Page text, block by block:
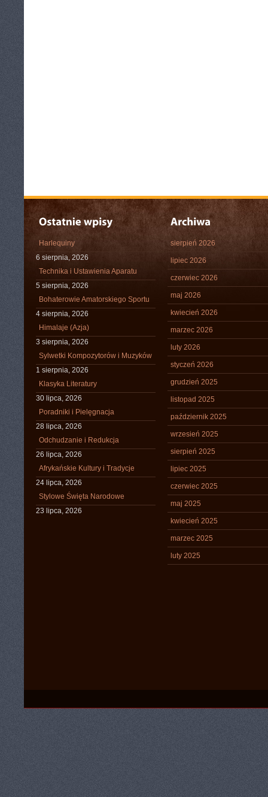
Harlequiny
6 sierpnia, 2026
Technika i Ustawienia Aparatu
5 sierpnia, 2026
Bohaterowie Amatorskiego Sportu
4 sierpnia, 2026
Himalaje (Azja)
3 sierpnia, 2026
Sylwetki Kompozytorów i Muzyków
1 sierpnia, 2026
Klasyka Literatury
30 lipca, 2026
Poradniki i Pielęgnacja
28 lipca, 2026
Odchudzanie i Redukcja
26 lipca, 2026
Afrykańskie Kultury i Tradycje
24 lipca, 2026
Stylowe Święta Narodowe
23 lipca, 2026
sierpień 2026
lipiec 2026
czerwiec 2026
maj 2026
kwiecień 2026
marzec 2026
luty 2026
styczeń 2026
grudzień 2025
listopad 2025
październik 2025
wrzesień 2025
sierpień 2025
lipiec 2025
czerwiec 2025
maj 2025
kwiecień 2025
marzec 2025
luty 2025